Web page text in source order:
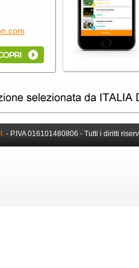
- P.IVA 016101480806 - Tutti i diritti